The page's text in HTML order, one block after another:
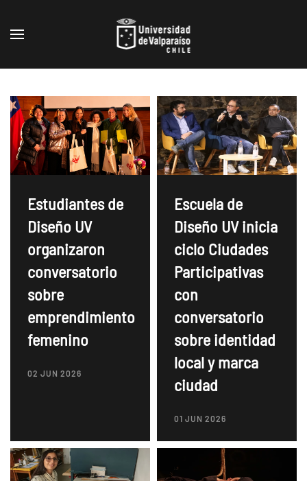
Skip to main content
Estudiantes de
Diseño UV
organizaron
conversatorio
sobre
emprendimiento
femenino
02 JUN 2026
Escuela de
Diseño UV inicia
ciclo Ciudades
Participativas
con
conversatorio
sobre identidad
local y marca
ciudad
01 JUN 2026